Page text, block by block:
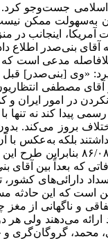
جست‌وجو کرد.
به‌سهولت ممکن
اینجانب در
بنی‌صدر اطلاع
خود درآورند و در مورد این عمل نظر آقای بنی‌صدر
می‌گیرد: «وی
مصطفی انتظاریون
در امور ایران
بنی‌صدر قبل از این‌که حتی
بروز می‌کند.
بلکه به‌عکس با آن
یکی از دانشجویان، در این زمینه در مصاحبه‌ای می‌گوید: «ما
که بعداً بین آقای
دارائی‌های کشور،
است که این
و ناگهانی از مغز
می‌دهند ولی هر
گروگان‌گری و